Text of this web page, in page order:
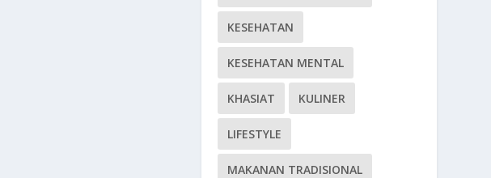
KESEHATAN
KESEHATAN MENTAL
KHASIAT KULINER
LIFESTYLE
MAKANAN TRADISIONAL